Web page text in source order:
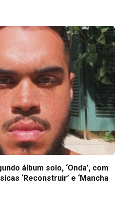
álbum solo, ‘Onda’, com
‘Reconstruir’ e ‘Mancha